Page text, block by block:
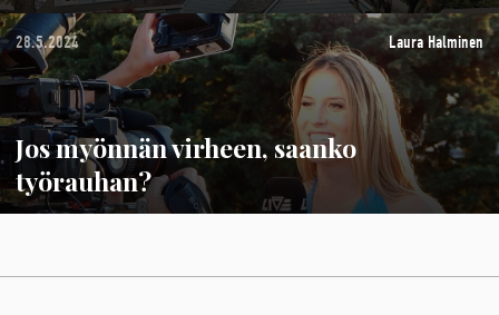
28.5.2024 Laura Halminen
Jos myönnän virheen, saanko
työrauhan?